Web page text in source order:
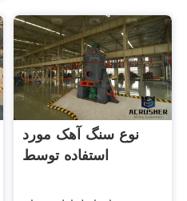
نوع سنگ آهک مورد
استفاده توسط